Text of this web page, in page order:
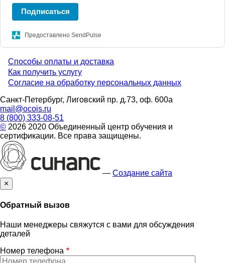
Подписаться
Предоставлено SendPulse
Menu
footer
Способы оплаты и доставка
Как получить услугу
Согласие на обработку персональных данных
Санкт-Петербург, Лиговский пр. д.73, оф. 600а
mail@ocois.ru
8 (800) 333-08-51
© 2026 2020 Объединенный центр обучения и
сертификации. Все права защищены.
— Создание сайта
×
Обратный вызов
Наши менеджеры свяжутся с вами для обсуждения
деталей
Номер телефона